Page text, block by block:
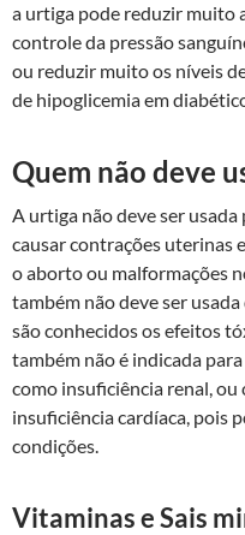
a urtiga pode reduzir muito
controle da pressão
ou reduzir muito os níveis
de hipoglicemia em
Quem não deve
A urtiga não deve ser
causar contrações uterinas
o aborto ou malformações
também não deve ser
são conhecidos os efeitos
também não é indicada
como insuficiência renal, ou
insuficiência cardíaca, pois
condições.
Vitaminas e Sais